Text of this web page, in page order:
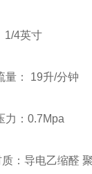
1/4英寸
量： 19升/分钟
力：0.7Mpa
：导电乙缩醛